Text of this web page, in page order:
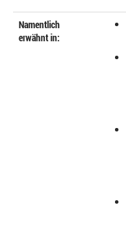
Namentlich
erwähnt in: